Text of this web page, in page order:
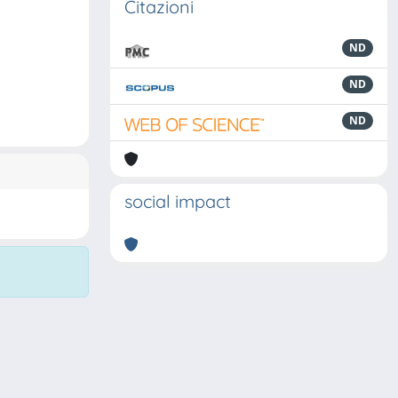
Citazioni
ND
ND
ND
social impact